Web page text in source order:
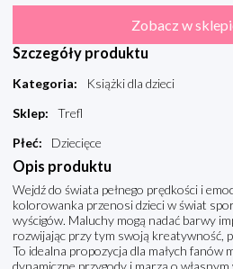
Zobacz w
Szczegóły produktu
Kategoria:
Książki dla dzieci
Sklep:
Trefl
Płeć: Dziecięce
Opis produktu
Wejdź do świata pełnego prędkości i
kolorowanka przenosi dzieci w świat
wyścigów. Maluchy mogą nadać barwy
rozwijając przy tym swoją kreatywność,
To idealna propozycja dla małych fanów